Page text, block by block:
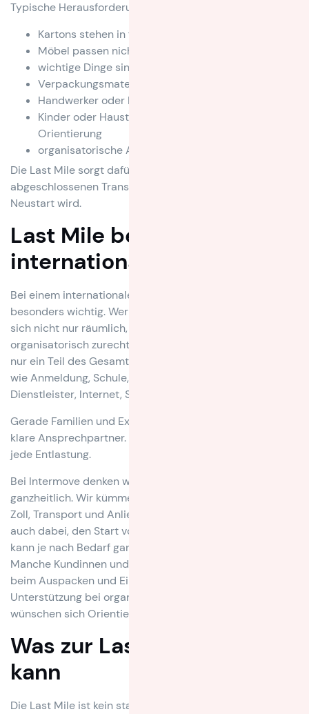
Typische Herausforderungen nach dem Umzug sind:
Kartons stehen in falschen Räumen
Möbel passen nicht wie geplant
wichtige Dinge sind schwer auffindbar
Verpackungsmaterial bleibt liegen
Handwerker oder Montagetermine fehlen
Kinder oder Haustiere brauchen schnelle
Orientierung
organisatorische Aufgaben bleiben offen
Die Last Mile sorgt dafür, dass aus einem
abgeschlossenen Transport ein funktionierender
Neustart wird.
Last Mile bei
internationalen Umzügen
Bei einem internationalen Umzug ist die letzte Phase
besonders wichtig. Wer in ein neues Land zieht, muss
sich nicht nur räumlich, sondern auch kulturell und
organisatorisch zurechtfinden. Das neue Zuhause ist oft
nur ein Teil des Gesamtprozesses. Dazu kommen Themen
wie Anmeldung, Schule, Kindergarten, Haustiere, lokale
Dienstleister, Internet, Strom oder Behördentermine.
Gerade Familien und Expats brauchen in dieser Phase
klare Ansprechpartner. Denn wenn vieles neu ist, zählt
jede Entlastung.
Bei Intermove denken wir internationale Umzüge deshalb
ganzheitlich. Wir kümmern uns nicht nur um Verpackung,
Zoll, Transport und Anlieferung, sondern unterstützen
auch dabei, den Start vor Ort leichter zu machen. Das
kann je nach Bedarf ganz unterschiedlich aussehen.
Manche Kundinnen und Kunden möchten vor allem Hilfe
beim Auspacken und Einrichten. Andere brauchen
Unterstützung bei organisatorischen Themen oder
wünschen sich Orientierung im neuen Umfeld.
Was zur Last Mile gehören
kann
Die Last Mile ist kein starres Paket, sondern richtet sich